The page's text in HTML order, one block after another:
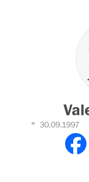
30.09.1997